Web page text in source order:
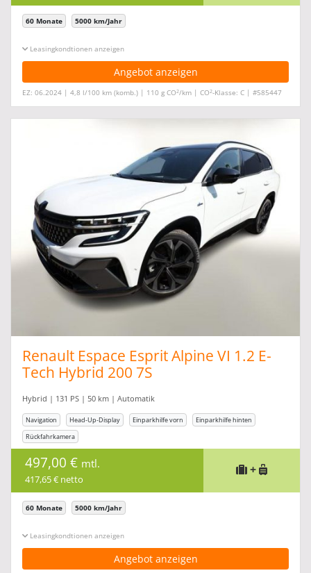
60 Monate 5000 km/Jahr
Leasingkonditionen ein-/ausblenden
Angebot anzeigen
EZ: 06.2024 | 4,8 l/100 km (komb.) | 110 g CO2/km | CO2-Klasse: C | #585447
Renault Espace Esprit Alpine VI 1.2 E-
Tech Hybrid 200 7S
Hybrid | 131 PS | 50 km | Automatik
Navigation Head-Up-Display Einparkhilfe vorn
Einparkhilfe hinten
Rückfahrkamera
497,00 € mtl.
417,65 € netto
+
60 Monate 5000 km/Jahr
Leasingkonditionen ein-/ausblenden
Angebot anzeigen